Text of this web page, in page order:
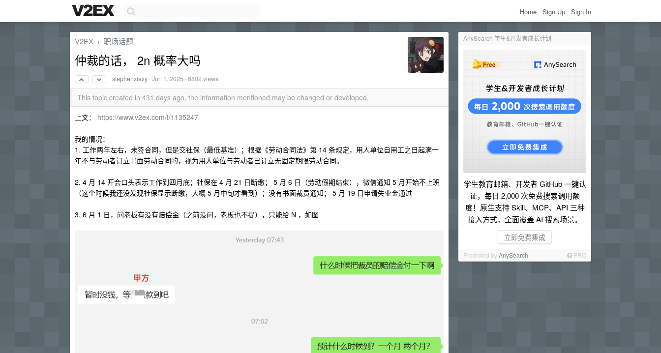
Home Sign Up Sign In
AnySearch 学生&开发者成长计划
学生教育邮箱、开发者 GitHub 一键认
证，每日 2,000 次免费搜索调用额
度！原生支持 Skill、MCP、API 三种
接入方式，全面覆盖 AI 搜索场景。
立即免费集成
Promoted byAnySearch PRO
V2EX › 职场话题
仲裁的话， 2n 概率大吗
stephenxiaxy ·Jun 1, 2025 · 6802 views
This topic created in 431 days ago, the information mentioned may be changed or developed.
上文： https://www.v2ex.com/t/1135247
我的情况：
1. 工作两年左右，未签合同，但是交社保（最低基准）；根据《劳动合同法》第 14 条规定，用人单位自用工之日起满一
年不与劳动者订立书面劳动合同的，视为用人单位与劳动者已订立无固定期限劳动合同。
2. 4 月 14 开会口头表示工作到四月底；社保在 4 月 21 日断缴； 5 月 6 日（劳动假期结束），微信通知 5 月开始不上班
（这个时候我还没发现社保显示断缴，大概 5 月中旬才看到）；没有书面裁员通知； 5 月 19 日申请失业金通过
3. 6 月 1 日，问老板有没有赔偿金（之前没问，老板也不提），只能给 N ，如图